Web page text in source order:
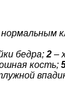
бедра; 2 –
кость;